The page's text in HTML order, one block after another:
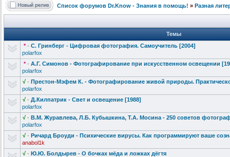
Список форумов Dr.Know - Знания в помощь! » Разная
Темы
* · С. Гринберг - Цифровая фотография. Самоучитель [2004]
polarfox
* · А.Г. Симонов - Фотографирование при искусственном освещении
polarfox
√ · Престон-Мэфем К. - Фотографирование живой природы.
polarfox
√ · Д.Килпатрик - Свет и освещение [1988]
polarfox
√ · В.М. Журавлева, Л.Б. Кубышкина, Т.А. Мосина - 250 советов
polarfox
√ · Ричард Броуди - Психические вирусы. Как программируют ваше
anabol1k
√ · Ю.Ю. Болдырев - О бочках мёда и ложках дёгтя